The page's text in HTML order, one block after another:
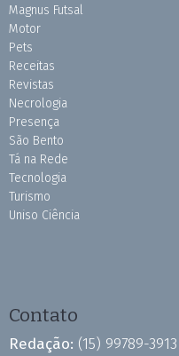
Magnus Futsal
Motor
Pets
Receitas
Revistas
Necrologia
Presença
São Bento
Tá na Rede
Tecnologia
Turismo
Uniso Ciência
Contato
Redação: (15) 99789-3913